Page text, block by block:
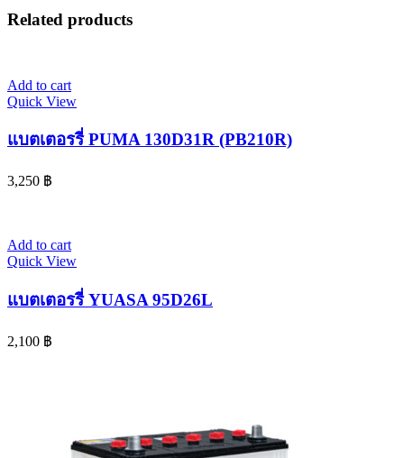
Related products
Add to cart
Quick View
แบตเตอรรี่ PUMA 130D31R (PB210R)
3,250 ฿
Add to cart
Quick View
แบตเตอรรี่ YUASA 95D26L
2,100 ฿